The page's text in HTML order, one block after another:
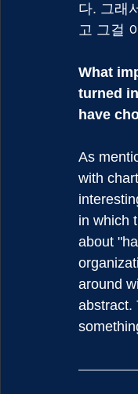
다. 그래
고 그걸
What
turned
have
As
with
in which
about
around
abstract.